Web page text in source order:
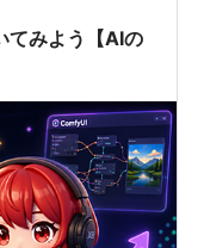
てみよう【AIの